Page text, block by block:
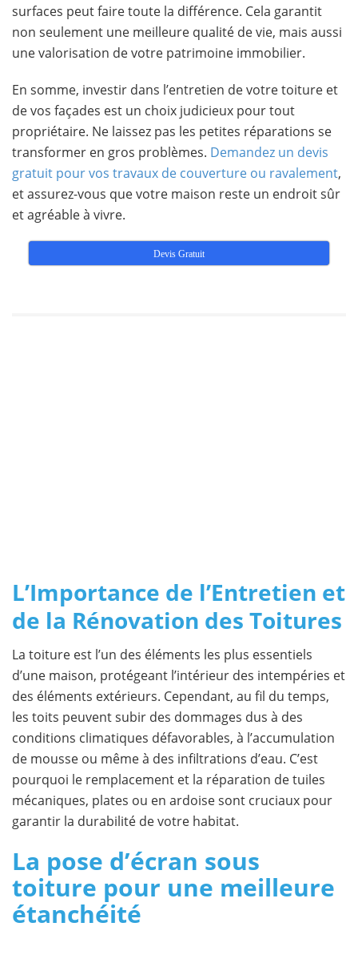
surfaces peut faire toute la différence. Cela garantit
non seulement une meilleure qualité de vie, mais aussi
une valorisation de votre patrimoine immobilier.
En somme, investir dans l’entretien de votre toiture et
de vos façades est un choix judicieux pour tout
propriétaire. Ne laissez pas les petites réparations se
transformer en gros problèmes. Demandez un devis
gratuit pour vos travaux de couverture ou ravalement,
et assurez-vous que votre maison reste un endroit sûr
et agréable à vivre.
Devis Gratuit
L’Importance de l’Entretien et
de la Rénovation des Toitures
La toiture est l’un des éléments les plus essentiels
d’une maison, protégeant l’intérieur des intempéries et
des éléments extérieurs. Cependant, au fil du temps,
les toits peuvent subir des dommages dus à des
conditions climatiques défavorables, à l’accumulation
de mousse ou même à des infiltrations d’eau. C’est
pourquoi le remplacement et la réparation de tuiles
mécaniques, plates ou en ardoise sont cruciaux pour
garantir la durabilité de votre habitat.
La pose d’écran sous
toiture pour une meilleure
étanchéité